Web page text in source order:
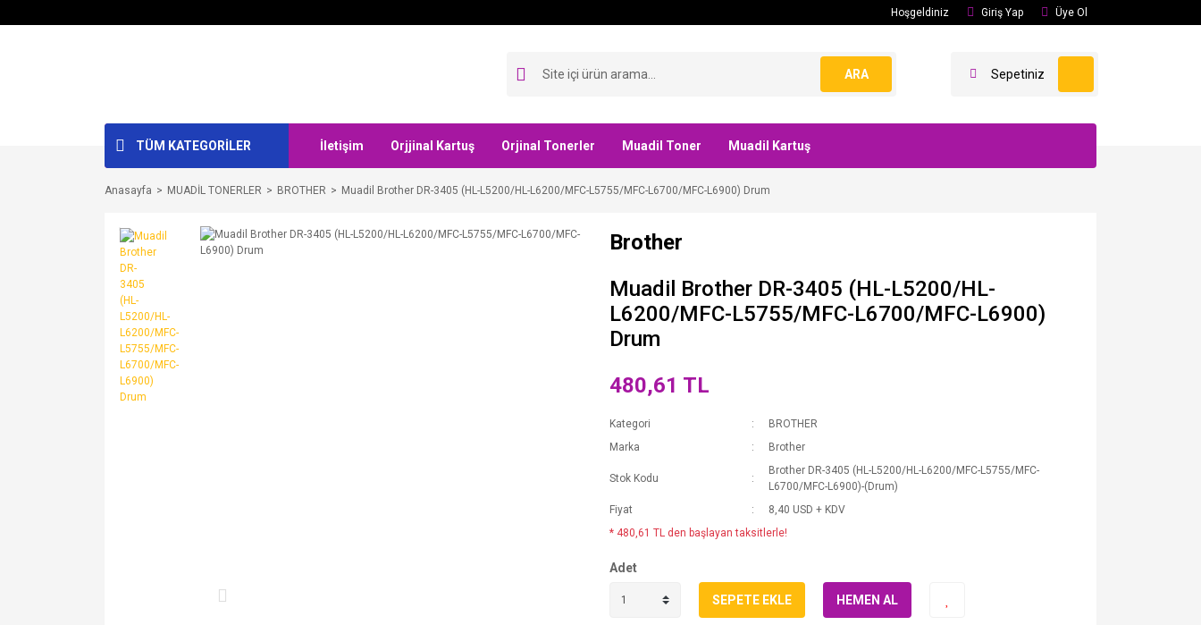
Hoşgeldiniz Giriş Yap Üye Ol
ARA Sepetiniz
TÜM KATEGORİLER İletişim Orjjinal Kartuş Orjinal Tonerler Muadil Toner Muadil Kartuş
Anasayfa MUADİL TONERLER BROTHER Muadil Brother DR-3405 (HL-L5200/HL-L6200/MFC-L5755/MFC-L6700/MFC-L6900) Drum
Brother
Muadil Brother DR-3405 (HL-L5200/HL-
L6200/MFC-L5755/MFC-L6700/MFC-L6900)
Drum
480,61 TL
Kategori
BROTHER
Marka
Brother
Stok Kodu
Brother DR-3405 (HL-L5200/HL-L6200/MFC-L5755/MFC-
L6700/MFC-L6900)-(Drum)
Fiyat
8,40 USD + KDV
* 480,61 TL den başlayan taksitlerle!
Adet
SEPETE EKLE HEMEN AL